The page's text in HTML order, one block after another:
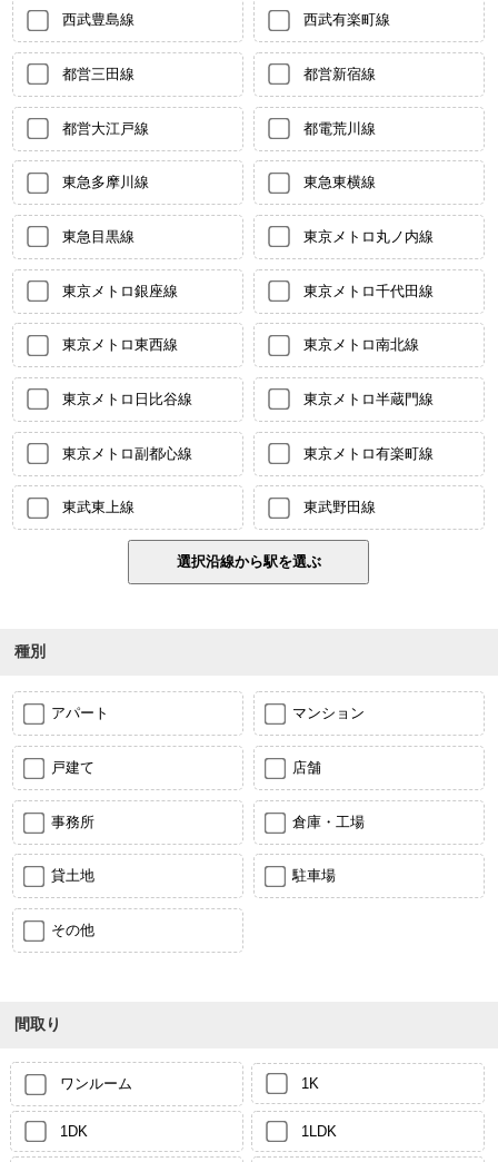
西武豊島線 西武有楽町線
都営三田線 都営新宿線
都営大江戸線 都電荒川線
東急多摩川線 東急東横線
東急目黒線 東京メトロ丸ノ内線
東京メトロ銀座線 東京メトロ千代田線
東京メトロ東西線 東京メトロ南北線
東京メトロ日比谷線 東京メトロ半蔵門線
東京メトロ副都心線 東京メトロ有楽町線
東武東上線 東武野田線
種別
アパート マンション
戸建て 店舗
事務所 倉庫・工場
貸土地 駐車場
その他
間取り
ワンルーム 1K
1DK 1LDK